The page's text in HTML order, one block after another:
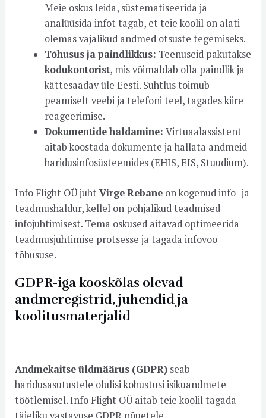
Meie oskus leida, süstematiseerida ja
analüüsida infot tagab, et teie koolil on alati
olemas vajalikud andmed otsuste tegemiseks.
Tõhusus ja paindlikkus: Teenuseid pakutakse
kodukontorist, mis võimaldab olla paindlik ja
kättesaadav üle Eesti. Suhtlus toimub
peamiselt veebi ja telefoni teel, tagades kiire
reageerimise.
Dokumentide haldamine: Virtuaalassistent
aitab koostada dokumente ja hallata andmeid
haridusinfosüsteemides (EHIS, EIS, Stuudium).
Info Flight OÜ juhtVirge Rebane on kogenud info- ja
teadmushaldur, kellel on põhjalikud teadmised
infojuhtimisest. Tema oskused aitavad optimeerida
teadmusjuhtimise protsesse ja tagada infovoo
tõhususe.
GDPR-iga kooskõlas olevad
andmeregistrid, juhendid ja
koolitusmaterjalid
Andmekaitse üldmäärus (GDPR) seab
haridusasutustele olulisi kohustusi isikuandmete
töötlemisel. Info Flight OÜ aitab teie koolil tagada